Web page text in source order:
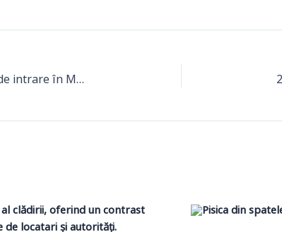
Fără săbii și umbrele: Cum arătau regulile de intrare în Muzeul Antipa în 1908